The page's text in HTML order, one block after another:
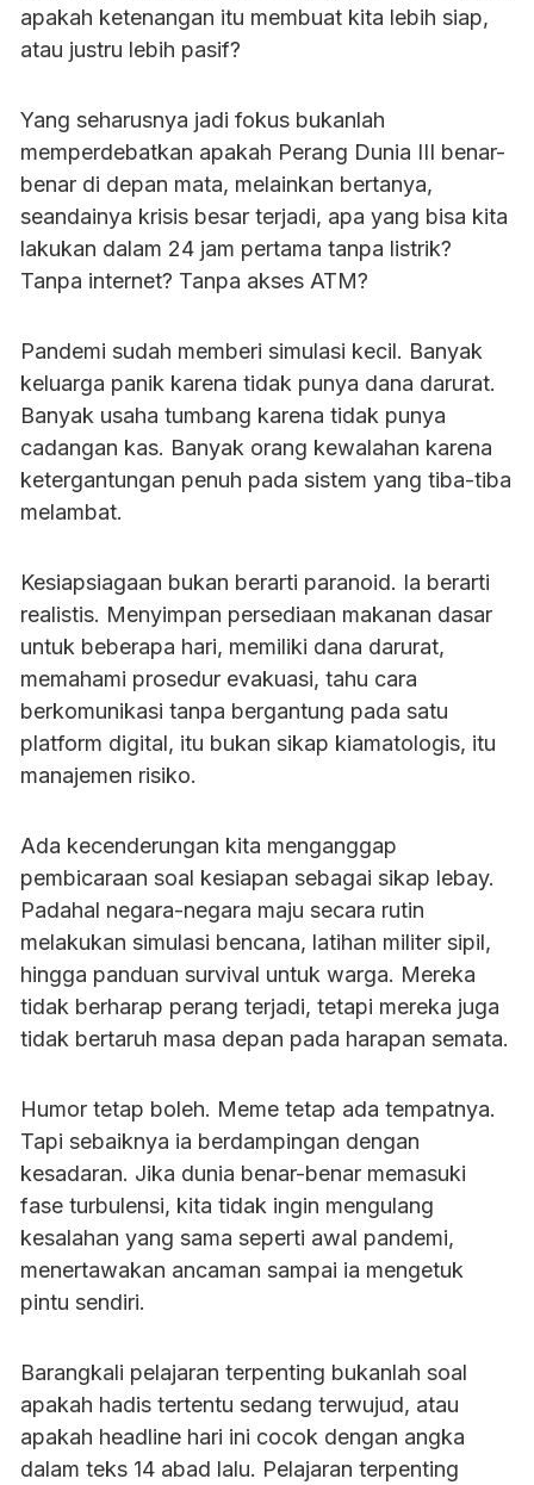
apakah ketenangan itu membuat kita lebih siap,
atau justru lebih pasif?
Yang seharusnya jadi fokus bukanlah
memperdebatkan apakah Perang Dunia III benar-
benar di depan mata, melainkan bertanya,
seandainya krisis besar terjadi, apa yang bisa kita
lakukan dalam 24 jam pertama tanpa listrik?
Tanpa internet? Tanpa akses ATM?
Pandemi sudah memberi simulasi kecil. Banyak
keluarga panik karena tidak punya dana darurat.
Banyak usaha tumbang karena tidak punya
cadangan kas. Banyak orang kewalahan karena
ketergantungan penuh pada sistem yang tiba-tiba
melambat.
Kesiapsiagaan bukan berarti paranoid. Ia berarti
realistis. Menyimpan persediaan makanan dasar
untuk beberapa hari, memiliki dana darurat,
memahami prosedur evakuasi, tahu cara
berkomunikasi tanpa bergantung pada satu
platform digital, itu bukan sikap kiamatologis, itu
manajemen risiko.
Ada kecenderungan kita menganggap
pembicaraan soal kesiapan sebagai sikap lebay.
Padahal negara-negara maju secara rutin
melakukan simulasi bencana, latihan militer sipil,
hingga panduan survival untuk warga. Mereka
tidak berharap perang terjadi, tetapi mereka juga
tidak bertaruh masa depan pada harapan semata.
Humor tetap boleh. Meme tetap ada tempatnya.
Tapi sebaiknya ia berdampingan dengan
kesadaran. Jika dunia benar-benar memasuki
fase turbulensi, kita tidak ingin mengulang
kesalahan yang sama seperti awal pandemi,
menertawakan ancaman sampai ia mengetuk
pintu sendiri.
Barangkali pelajaran terpenting bukanlah soal
apakah hadis tertentu sedang terwujud, atau
apakah headline hari ini cocok dengan angka
dalam teks 14 abad lalu. Pelajaran terpenting